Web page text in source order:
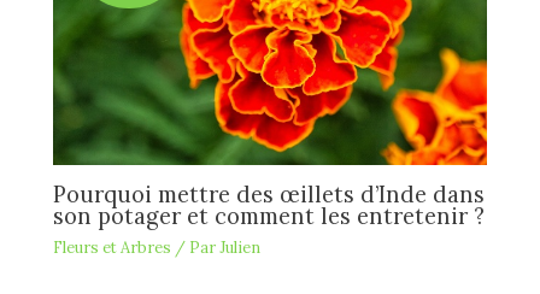
Pourquoi mettre des œillets d’Inde dans
son potager et comment les entretenir ?
Fleurs et Arbres / ParJulien